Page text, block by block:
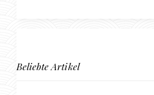
Beliebte Artikel